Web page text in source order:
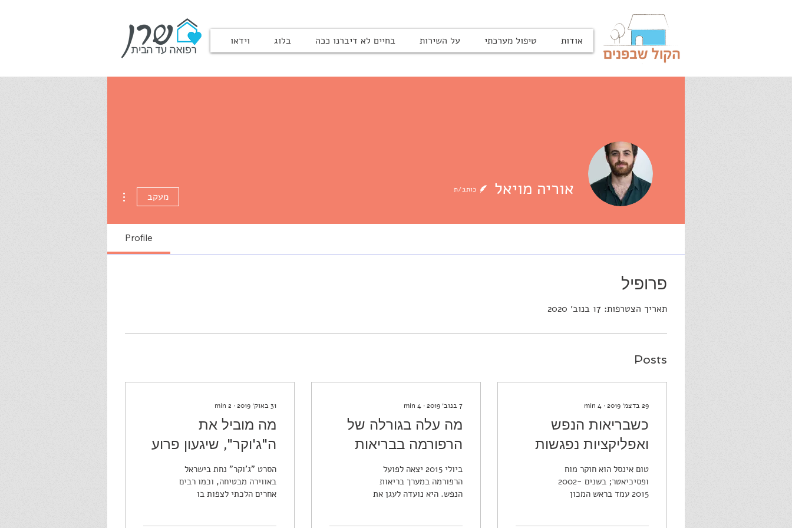
וידאו בלוג בחיים לא דיברנו ככה על השירות טיפול מערכתי אודות
אוריה מויאל כותב/ת
מעקב
Profile
פרופיל
תאריך הצטרפות: 17 בנוב׳ 2020
Posts
29 בדצמ׳ 2019 ∙
4
min
כשבריאות הנפש
ואפליקציות נפגשות
בעמק הסיליקון
טום אינסל הוא חוקר מוח
ופסיכיאטר; בשנים 2002-
2015 עמד בראש המכון
7 בנוב׳ 2019 ∙
4
min
מה עלה בגורלה של
הרפורמה בבריאות
הנפש?ביולי 2015 יצאה לפועל
הרפורמה במערך בריאות
הנפש. היא נועדה לעגן את
31 באוק׳ 2019 ∙
2
min
מה מוביל את
ה"ג'וקר", שיגעון פרוע
או אכזריות מפוכחת?
הסרט "ג'וקר" נחת בישראל
באווירה מבטיחה, וכמו רבים
אחרים הלכתי לצפות בו